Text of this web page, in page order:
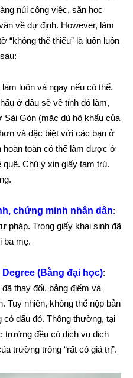
núi công việc, săn học
về dự định. However, làm
“không thể thiếu” là luôn luôn
làm luôn và ngay nếu có thể.
ở đâu sẽ về tỉnh đó làm,
Sài Gòn (mặc dù hộ khẩu của
và đặc biệt với các bạn ở
hoàn toàn có thể làm được ở
Chú ý xin giấy tạm trú.
chứng minh nhân dân:
pháp. Trong giấy khai sinh đã
ba mẹ.
(Bằng đại học):
thay đổi, bảng điểm và
Tuy nhiên, không thể nộp bản
có dấu đỏ. Thông thường, tại
trường đều có dịch vụ dịch
trường trông “rất có giá trị”.